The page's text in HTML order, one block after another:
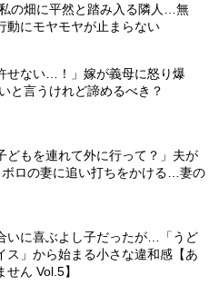
の畑に平然と踏み入る隣人…無
動にモヤモヤが止まらない
せない…！」嫁が義母に怒り爆
と言うけれど諦めるべき？
どもを連れて外に行って？」夫が
ロの妻に追い打ちをかける…妻の
いに喜ぶよし子だったが…「うど
ス」から始まる小さな違和感【あ
ん Vol.5】